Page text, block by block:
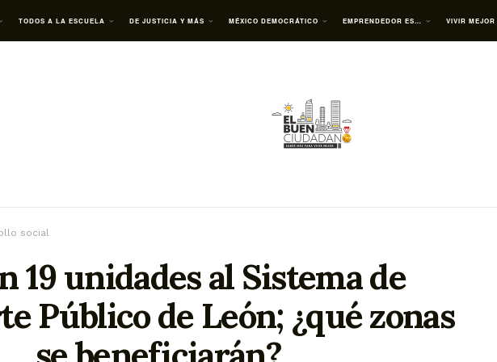
TODOS A LA ESCUELA DE JUSTICIA Y MÁS MÉXICO DEMOCRÁTICO EMPRENDEDOR ES… VIVIR MEJOR
social
19 unidades al Sistema de
Público de León; ¿qué zonas